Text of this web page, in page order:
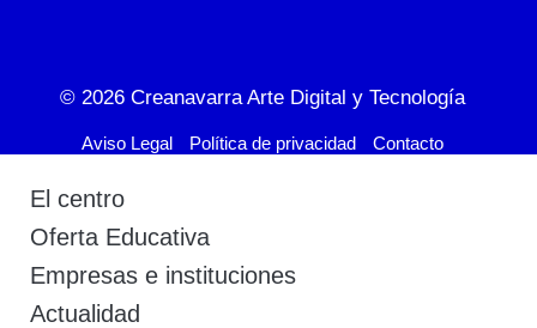
© 2026 Creanavarra Arte Digital y Tecnología
Aviso Legal Política de privacidad Contacto
El centro
Oferta Educativa
Empresas e instituciones
Actualidad